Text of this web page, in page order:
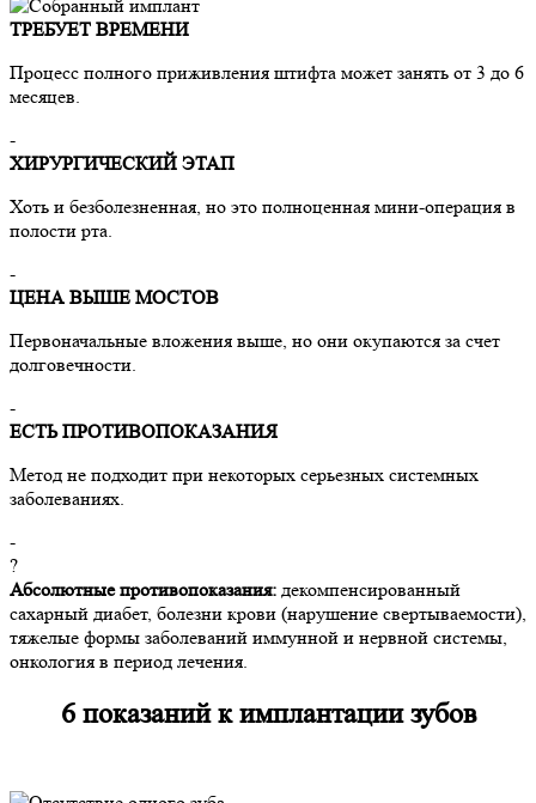
ТРЕБУЕТ ВРЕМЕНИ
Процесс полного приживления штифта может занять от 3 до 6
месяцев.
-
ХИРУРГИЧЕСКИЙ ЭТАП
Хоть и безболезненная, но это полноценная мини-операция в
полости рта.
-
ЦЕНА ВЫШЕ МОСТОВ
Первоначальные вложения выше, но они окупаются за счет
долговечности.
-
ЕСТЬ ПРОТИВОПОКАЗАНИЯ
Метод не подходит при некоторых серьезных системных
заболеваниях.
-
?
Абсолютные противопоказания: декомпенсированный
сахарный диабет, болезни крови (нарушение свертываемости),
тяжелые формы заболеваний иммунной и нервной системы,
онкология в период лечения.
6 показаний кимплантации зубов